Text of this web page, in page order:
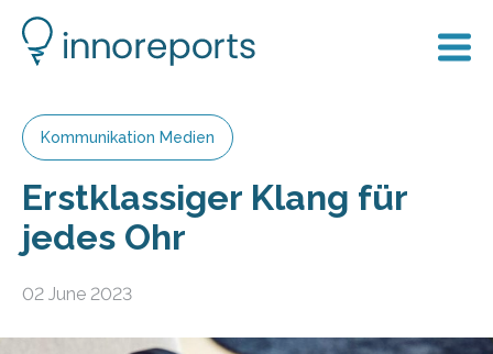
Kommunikation Medien
Erstklassiger Klang für
jedes Ohr
02 June 2023